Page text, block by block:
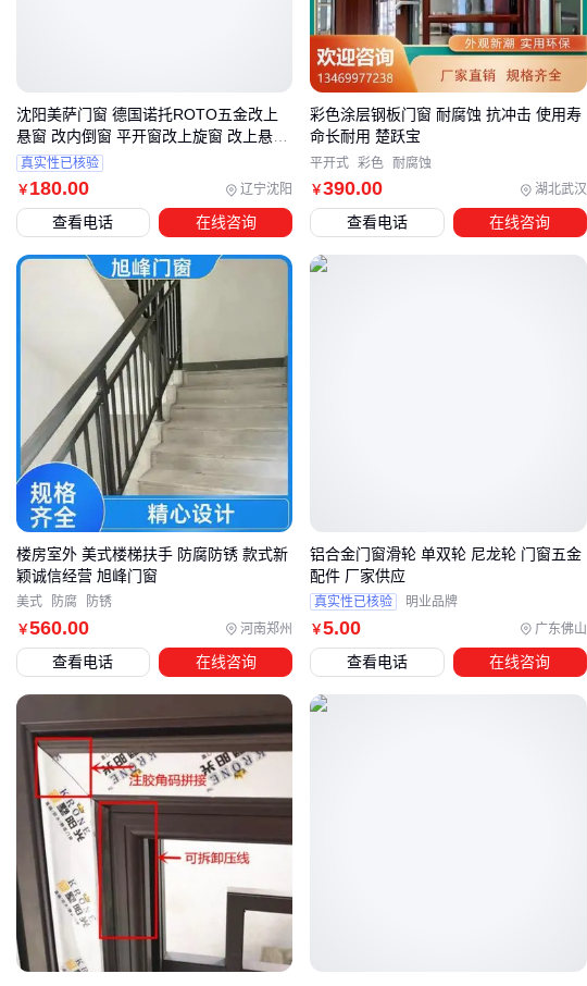
：性价比高但易老化，适合短期使用的临时场所
：抗风压强却导热快，南方潮湿地区要慎选
：用尼龙条阻断热传导，但劣质产品可能用PVC
冒充
化工泄爆门窗
速释放冲击波，而实验室门窗的玻璃要防化防爆。
结论 ：材质只是基础，工艺处理方式才是性能分水岭 ⚙️
三、根据使用场景匹配门窗类型
不同需求对应完全不同的选型逻辑：
安全防护场景
优先选带防盗格栅的 防盗门窗
≥1.8mm
仓库等场所可加装防爆膜，比单纯增加玻璃厚度更经济
能耗控制场景
节能门窗
的关键在密封条和玻璃间隔层，双道密封比单道
北方地区选三层中空玻璃，南方重点看防紫外线涂层
结论：先明确核心需求是防盗、隔音还是节能，再对比具体参
四、容易被忽视的门窗配套成本
五金件相当于门窗的"关节"，劣质配件会让高端型材功亏一
篑：
合页要选304不锈钢的，锌合金材质遇潮湿易断裂
密封胶老化是漏风主因，耐候胶比普通胶贵但多用5年
：配套件占总成本20%，却影响80%的使用体验 🔧
￥ 180.00 辽宁沈阳
沈阳美萨门窗 德国诺托ROTO五金改上
悬窗 改内倒窗 平开窗改上旋窗 改上悬价
格 改上旋厂家
真实性已核验
查看电话 在线咨询
￥390.00 湖北武汉
彩色涂层钢板门窗 耐腐蚀 抗冲击 使用寿
命长耐用 楚跃宝
平开式 彩色 耐腐蚀
查看电话 在线咨询
￥560.00 河南郑州
楼房室外 美式楼梯扶手 防腐防锈 款式新
颖诚信经营 旭峰门窗
美式 防腐 防锈
查看电话 在线咨询
￥5.00 广东佛山
铝合金门窗滑轮 单双轮 尼龙轮 门窗五金
配件 厂家供应
真实性已核验 明业品牌
查看电话 在线咨询